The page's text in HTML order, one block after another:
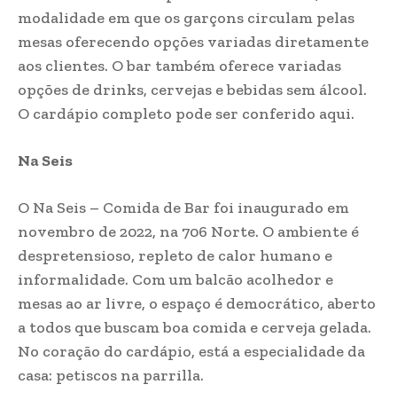
modalidade em que os garçons circulam pelas
mesas oferecendo opções variadas diretamente
aos clientes. O bar também oferece variadas
opções de drinks, cervejas e bebidas sem álcool.
O cardápio completo pode ser conferido aqui.
Na Seis
O Na Seis – Comida de Bar foi inaugurado em
novembro de 2022, na 706 Norte. O ambiente é
despretensioso, repleto de calor humano e
informalidade. Com um balcão acolhedor e
mesas ao ar livre, o espaço é democrático, aberto
a todos que buscam boa comida e cerveja gelada.
No coração do cardápio, está a especialidade da
casa: petiscos na parrilla.